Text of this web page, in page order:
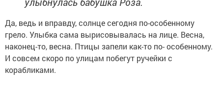
Да, ведь и вправду, солнце сегодня по-особенному
грело. Улыбка сама вырисовывалась на лице. Весна,
наконец-то, весна. Птицы запели как-то по- особенному.
И совсем скоро по улицам побегут ручейки с
корабликами.